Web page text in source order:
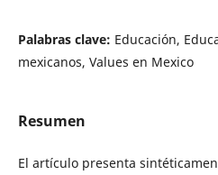
Palabras clave: Educación,
mexicanos, Values en Mexico
Resumen
El artículo presenta